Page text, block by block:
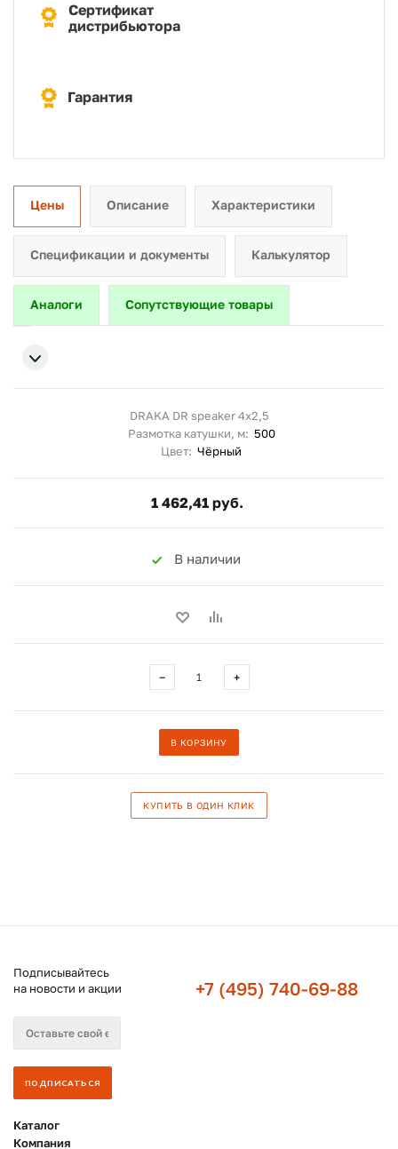
Сертификат
дистрибьютора
Гарантия
Цены Описание Характеристики
Спецификации и документы Калькулятор
Аналоги Сопутствующие товары
DRAKA DR speaker 4х2,5
Размотка катушки, м: 500
Цвет: Чёрный
1 462,41 руб.
В наличии
− +
В КОРЗИНУ
КУПИТЬ В ОДИН КЛИК
Подписывайтесь
на новости и акции
+7 (495) 740-69-88
Каталог
Компания